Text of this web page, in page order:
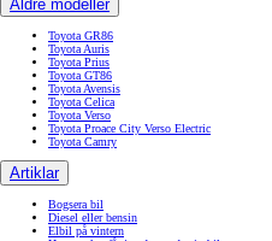
Äldre modeller
Toyota GR86
Toyota Auris
Toyota Prius
Toyota GT86
Toyota Avensis
Toyota Celica
Toyota Verso
Toyota Proace City Verso Electric
Toyota Camry
Artiklar
Bogsera bil
Diesel eller bensin
Elbil på vintern